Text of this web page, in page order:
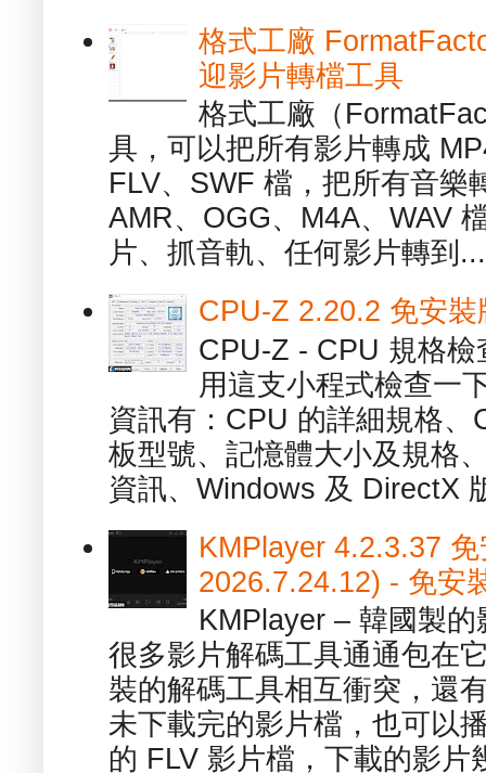
格式工廠
迎影片轉檔工具
格式工廠（
具，可以把所有影片轉成
FLV、SWF 檔，把所有音樂
AMR、OGG、M4A、WAV
片、抓音軌、任何影片轉到...
CPU-Z 2.20.2 免安
CPU-Z - CPU 規格
用這支小程式檢查一
資訊有：CPU 的詳細規格
板型號、記憶體大小及規格
資訊、Windows 及 DirectX
KMPlayer 4.2.3.37
2026.7.24.12) - 免安
KMPlayer – 韓國製
很多影片解碼工具通通包在
裝的解碼工具相互衝突，還
未下載完的影片檔，也可以
的 FLV 影片檔，下載的影片